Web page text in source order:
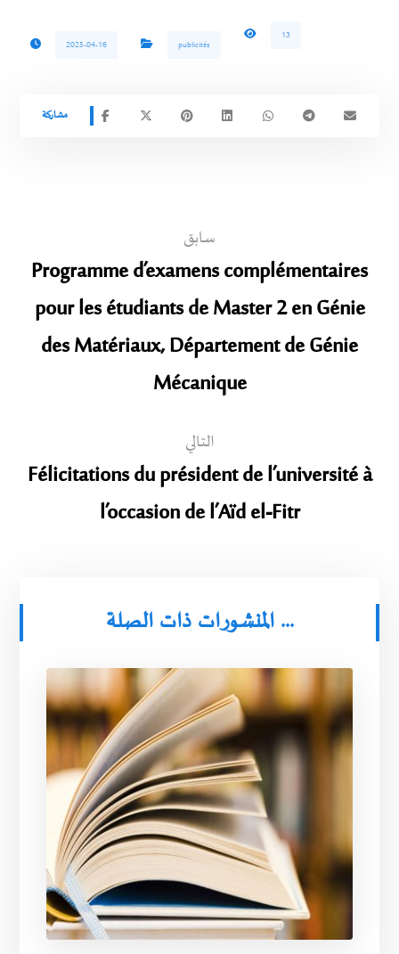
2025-04-16 publicités
13
سابق
Programme d’examens complémentaires
pour les étudiants de Master 2 en Génie
des Matériaux, Département de Génie
Mécanique
التالي
Félicitations du président de l’université à
l’occasion de l’Aïd el-Fitr
المنشورات ذات الصلة ...